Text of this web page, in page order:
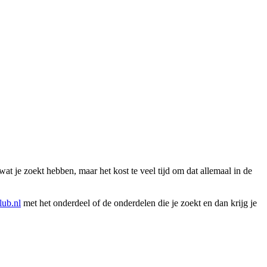
je zoekt hebben, maar het kost te veel tijd om dat allemaal in de
met het onderdeel of de onderdelen die je zoekt en dan krijg je